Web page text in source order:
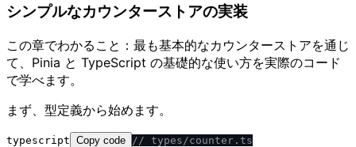
シンプルなカウンターストアの実装
この章でわかること：最も基本的なカウンターストアを通じ
て、Pinia と TypeScript の基礎的な使い方を実際のコード
で学べます。
まず、型定義から始めます。
typescript Copy code / / types /counter.ts